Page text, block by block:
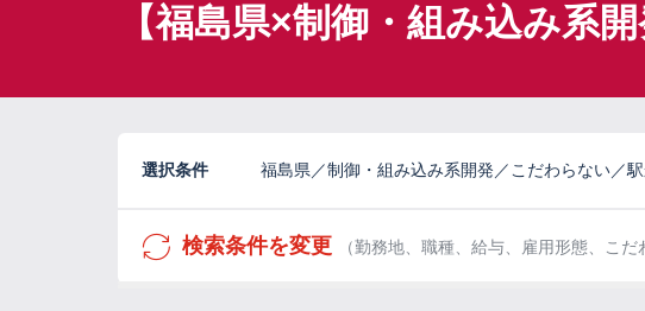
【福島県×制御・組み込み系
選択条件 福島県／制御・組み込み系開発／こだわらない／
検索条件を変更 （勤務地、職種、給与、雇用形態、こだ